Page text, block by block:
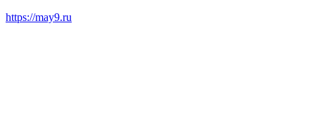
https://may9.ru